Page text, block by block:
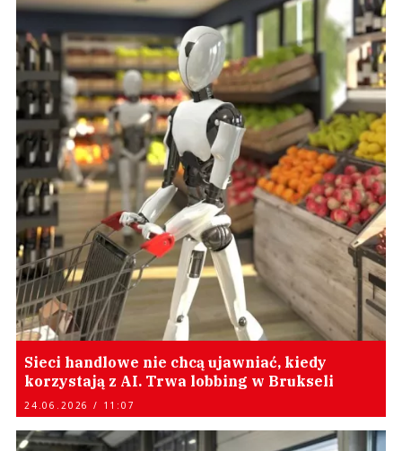
Sieci handlowe nie chcą ujawniać, kiedy
korzystają z AI. Trwa lobbing w Brukseli
24.06.2026 / 11:07